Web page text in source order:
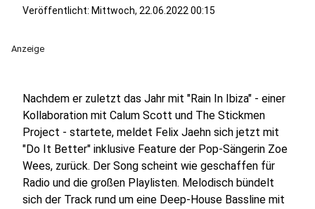
Veröffentlicht: Mittwoch, 22.06.2022 00:15
Anzeige
Nachdem er zuletzt das Jahr mit "Rain In Ibiza" - einer
Kollaboration mit Calum Scott und The Stickmen
Project - startete, meldet Felix Jaehn sich jetzt mit
"Do It Better" inklusive Feature der Pop-Sängerin Zoe
Wees, zurück. Der Song scheint wie geschaffen für
Radio und die großen Playlisten. Melodisch bündelt
sich der Track rund um eine Deep-House Bassline mit